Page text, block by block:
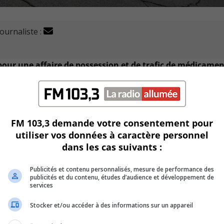
:
une affaire de possession et de trafic de
de l’agglomération de Longueuil (SPAL) dans un
diversité de médicaments.
par les enquêteurs, ils devraient comparaître au palais
de l’agglomération de Longueuil.
FM 103,3 demande votre consentement pour
utiliser vos données à caractère personnel
dans les cas suivants :
Publicités et contenu personnalisés, mesure de performance des
publicités et du contenu, études d’audience et développement de
services
Stocker et/ou accéder à des informations sur un appareil